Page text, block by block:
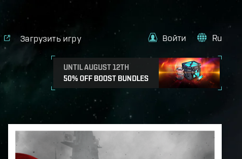
Загрузить игру
UNTIL AUGUST 12TH
50% OFF BOOST BUNDLES
Войти Ru